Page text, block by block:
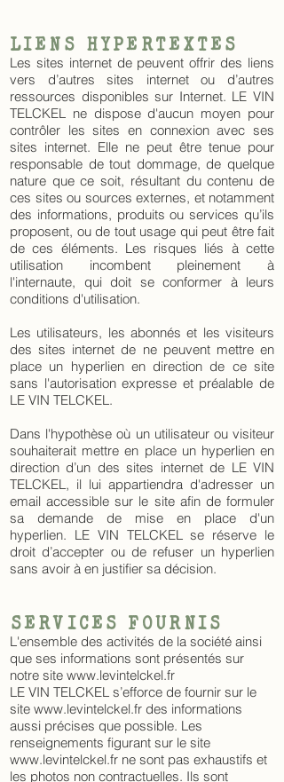
LIENS HYPERTEXTES
Les sites internet de peuvent offrir des liens
vers d’autres sites internet ou d’autres
ressources disponibles sur Internet. LE VIN
TELCKEL ne dispose d'aucun moyen pour
contrôler les sites en connexion avec ses
sites internet. Elle ne peut être tenue pour
responsable de tout dommage, de quelque
nature que ce soit, résultant du contenu de
ces sites ou sources externes, et notamment
des informations, produits ou services qu’ils
proposent, ou de tout usage qui peut être fait
de ces éléments. Les risques liés à cette
utilisation incombent pleinement à
l'internaute, qui doit se conformer à leurs
conditions d'utilisation.
Les utilisateurs, les abonnés et les visiteurs
des sites internet de ne peuvent mettre en
place un hyperlien en direction de ce site
sans l'autorisation expresse et préalable de
LE VIN TELCKEL.
Dans l'hypothèse où un utilisateur ou visiteur
souhaiterait mettre en place un hyperlien en
direction d’un des sites internet de LE VIN
TELCKEL, il lui appartiendra d'adresser un
email accessible sur le site afin de formuler
sa demande de mise en place d'un
hyperlien. LE VIN TELCKEL se réserve le
droit d’accepter ou de refuser un hyperlien
sans avoir à en justifier sa décision.
SERVICES FOURNIS
L'ensemble des activités de la société ainsi
que ses informations sont présentés sur
notre site www.levintelckel.fr
LE VIN TELCKEL s’efforce de fournir sur le
site www.levintelckel.fr des informations
aussi précises que possible. Les
renseignements figurant sur le site
www.levintelckel.fr ne sont pas exhaustifs et
les photos non contractuelles. Ils sont